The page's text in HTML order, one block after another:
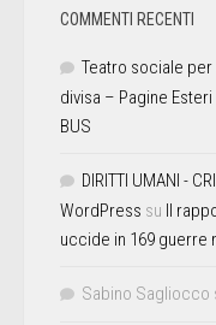
COMMENTI RECENTI
Teatro sociale per
divisa – Pagine Esteri
BUS
DIRITTI UMANI -
WordPress su Il
uccide in 169 guerre
Sabino Sagliocco